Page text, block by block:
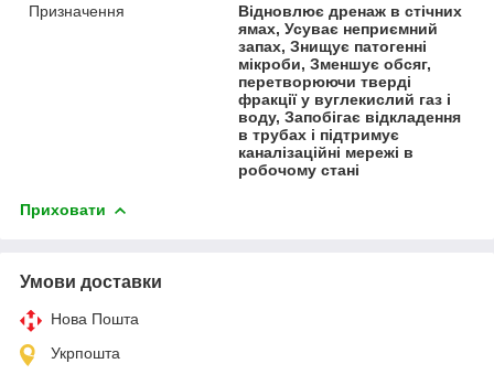
Призначення
Відновлює дренаж в стічних
ямах, Усуває неприємний
запах, Знищує патогенні
мікроби, Зменшує обсяг,
перетворюючи тверді
фракції у вуглекислий газ і
воду, Запобігає відкладення
в трубах і підтримує
каналізаційні мережі в
робочому стані
Приховати
Умови доставки
Нова Пошта
Укрпошта